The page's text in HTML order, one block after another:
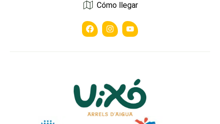
Cómo llegar